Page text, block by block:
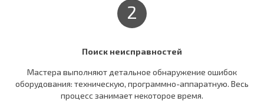
2
Поиск неисправностей
Мастера выполняют детальное обнаружение ошибок
оборудования: техническую, программно-аппаратную. Весь
процесс занимает некоторое время.